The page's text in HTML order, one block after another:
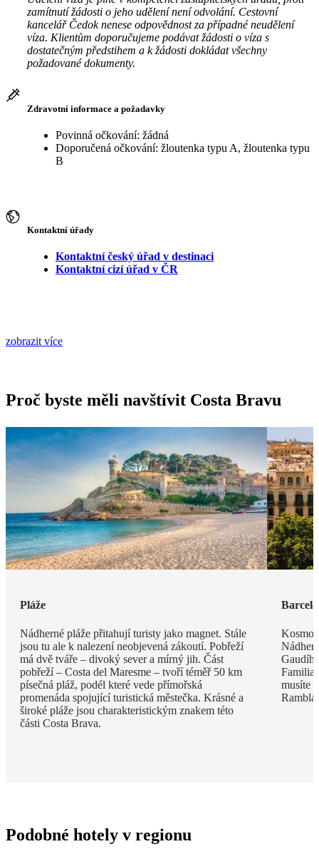
zamítnutí žádosti o jeho udělení není odvolání. Cestovní
kancelář Čedok nenese odpovědnost za případné neudělení
víza. Klientům doporučujeme podávat žádosti o víza s
dostatečným předstihem a k žádosti dokládat všechny
požadované dokumenty.
Zdravotní informace a požadavky
Povinná očkování: žádná
Doporučená očkování: žloutenka typu A, žloutenka typu
B
Kontaktní úřady
Kontaktní český úřad v destinaci
Kontaktní cizí úřad v ČR
zobrazit více
Proč byste měli navštívit Costa Bravu
Pláže
Nádherné pláže přitahují turisty jako magnet. Stále
jsou tu ale k nalezení neobjevená zákoutí. Pobřeží
má dvě tváře – divoký sever a mírný jih. Část
pobřeží – Costa del Maresme – tvoří téměř 50 km
písečná pláž, podél které vede přímořská
promenáda spojující turistická městečka. Krásné a
široké pláže jsou charakteristickým znakem této
části Costa Brava.
Familia
musíte
Podobné hotely v regionu